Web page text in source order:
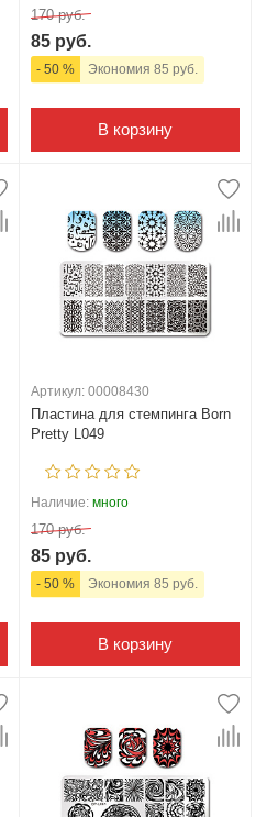
170 руб.
85 руб.
- 50 % Экономия 85 руб.
В корзину
Артикул: 00008430
Пластина для стемпинга Born
Pretty L049
Наличие: много
170 руб.
85 руб.
- 50 % Экономия 85 руб.
В корзину